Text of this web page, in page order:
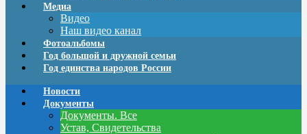
Медиа
Видео
Наш видео канал
Фотоальбомы
Год большой и дружной семьи
Год единства народов России
Новости
Документы
Документы. Все
Устав, Свидетельства